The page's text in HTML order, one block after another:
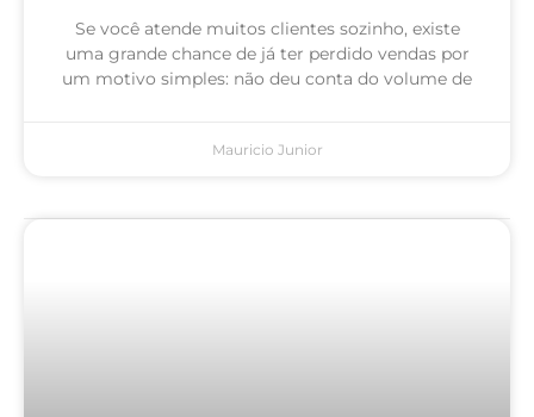
Se você atende muitos clientes sozinho, existe
uma grande chance de já ter perdido vendas por
um motivo simples: não deu conta do volume de
Mauricio Junior